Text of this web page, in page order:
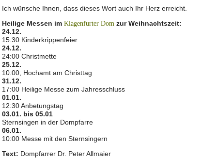
Ich wünsche Ihnen, dass dieses Wort auch Ihr Herz erreicht.
Heilige Messen imKlagenfurter Dom zur Weihnachtszeit:
24.12.
15:30 Kinderkrippenfeier
24.12.
24:00 Christmette
25.12.
10:00; Hochamt am Christtag
31.12.
17:00 Heilige Messe zum Jahresschluss
01.01.
12:30 Anbetungstag
03.01. bis 05.01
Sternsingen in der Dompfarre
06.01.
10:00 Messe mit den Sternsingern
Text: Dompfarrer Dr. Peter Allmaier